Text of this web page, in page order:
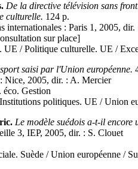
De la directive télévision sans
culturelle. 124 p.
internationales : Paris 1, 2005,
sur place]
UE / Politique culturelle. UE /
saisi par l'Union européenne.
Nice, 2005, dir. : A. Mercier
Gestion
politiques. UE / Union
Le modèle suédois a-t-il encore
3, IEP, 2005, dir. : S. Clouet
Suède / Union européenne /